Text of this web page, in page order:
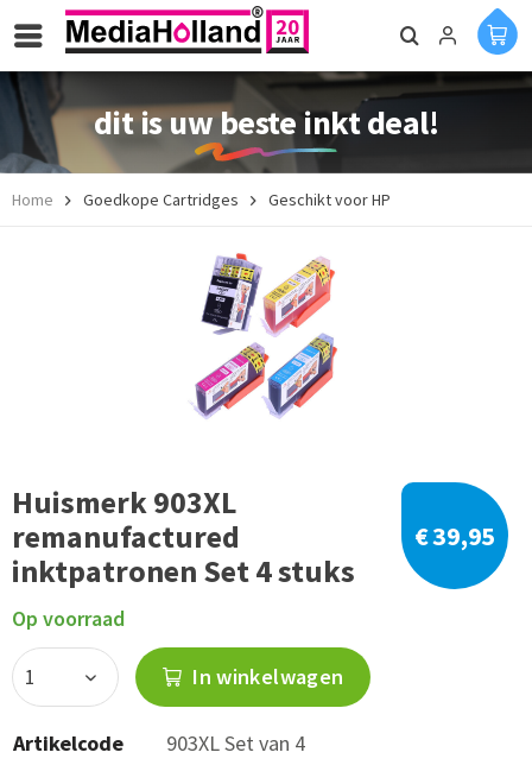
dit is uw beste inkt deal!
Home Goedkope Cartridges Geschikt voor HP
Huismerk 903XL
remanufactured
inktpatronen Set 4 stuks
€ 39,95
Op voorraad
In winkelwagen
Artikelcode
903XL Set van 4